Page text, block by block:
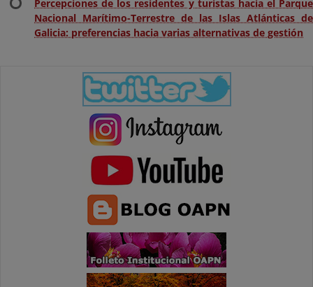
Percepciones de los residentes y turistas hacia el Parque
Nacional Marítimo-Terrestre de las Islas Atlánticas de
Galicia: preferencias hacia varias alternativas de gestión